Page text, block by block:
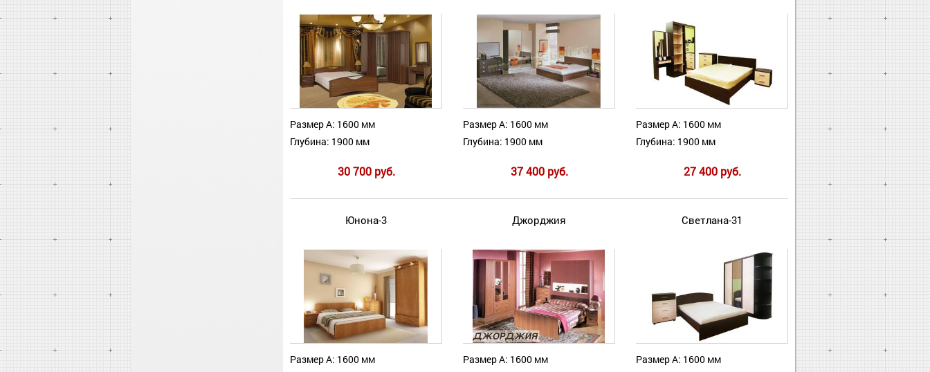
Размер А: 1600 мм
Глубина: 1900 мм
30 700 руб.
Размер А: 1600 мм
Глубина: 1900 мм
37 400 руб.
Размер А: 1600 мм
Глубина: 1900 мм
27 400 руб.
Юнона-3
Размер А: 1600 мм
Джорджия
Размер А: 1600 мм
Светлана-31
Размер А: 1600 мм